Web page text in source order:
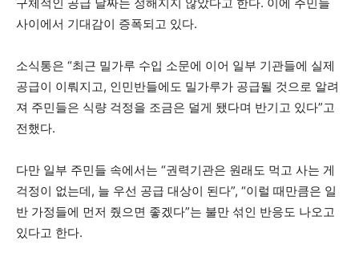
사이에서 기대감이 증폭되고 있다.
소식통은 “최근 밀가루 수입 소문에 이어 일부 기관들에 실제
공급이 이뤄지고, 인민반들에도 밀가루가 공급될 것으로 알려
져 주민들은 식량 걱정을 조금은 덜게 됐다며 반기고 있다”고
전했다.
다만 일부 주민들 속에서는 “권력기관은 원래도 먹고 사는 게
걱정이 없는데, 늘 우선 공급 대상이 된다”, “이럴 때만큼은 일
반 가정들에 먼저 줬으면 좋겠다”는 불만 섞인 반응도 나오고
있다고 한다.